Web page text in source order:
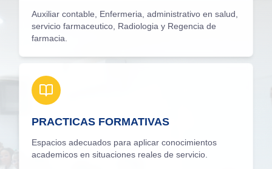
Auxiliar contable, Enfermeria, administrativo en salud,
servicio farmaceutico, Radiologia y Regencia de
farmacia.
PRACTICAS FORMATIVAS
Espacios adecuados para aplicar conocimientos
academicos en situaciones reales de servicio.